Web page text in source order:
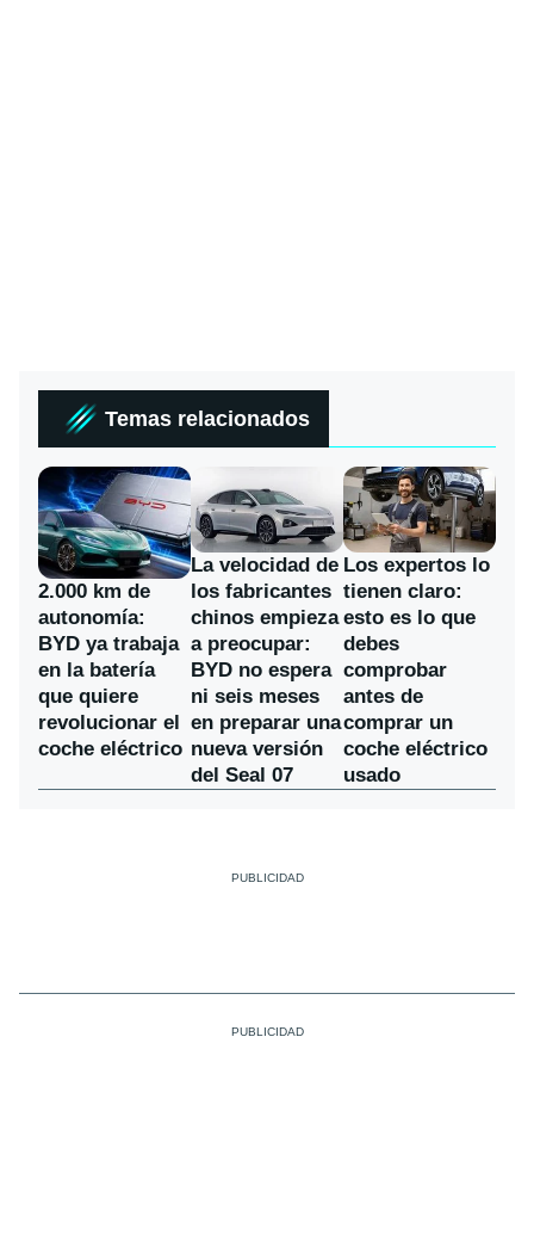
Temas relacionados
2.000 km de
autonomía:
BYD ya trabaja
en la batería
que quiere
revolucionar el
coche eléctrico
La velocidad de
los fabricantes
chinos empieza
a preocupar:
BYD no espera
ni seis meses
en preparar una
nueva versión
del Seal 07
Los expertos lo
tienen claro:
esto es lo que
debes
comprobar
antes de
comprar un
coche eléctrico
usado